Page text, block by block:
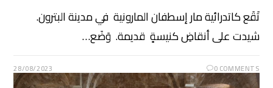
تَقَع كاتدرائية مار إسطفان المارونية في مدينة البترون.
شيدت على أنقاضِ كنيسةٍ قديمة. وَضَع…
0 COMMENTS
28/08/2023